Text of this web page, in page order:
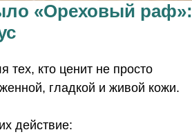
«Ореховый раф»:
кто ценит не просто
гладкой и живой кожи.
действие: